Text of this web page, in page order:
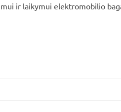
ir laikymui elektromobilio